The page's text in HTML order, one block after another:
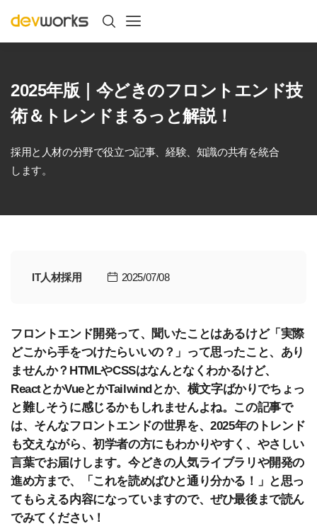
2025年版｜今どきのフロントエンド技
術＆トレンドまるっと解説！
採用と人材の分野で役立つ記事、経験、知識の共有を統合
します。
IT人材採用 2025/07/08
フロントエンド開発って、聞いたことはあるけど「実際
どこから手をつけたらいいの？」って思ったこと、あり
ませんか？HTMLやCSSはなんとなくわかるけど、
ReactとかVueとかTailwindとか、横文字ばかりでちょっ
と難しそうに感じるかもしれませんよね。この記事で
は、そんなフロントエンドの世界を、2025年のトレンド
も交えながら、初学者の方にもわかりやすく、やさしい
言葉でお届けします。今どきの人気ライブラリや開発の
進め方まで、「これを読めばひと通り分かる！」と思っ
てもらえる内容になっていますので、ぜひ最後まで読ん
でみてください！